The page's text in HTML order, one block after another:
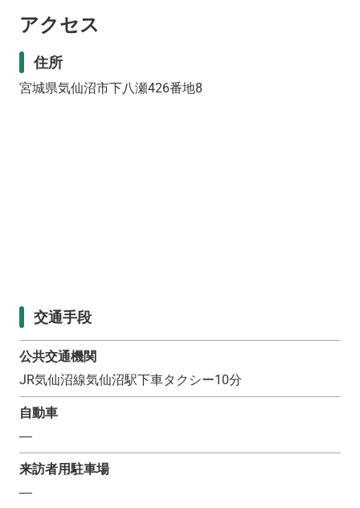
アクセス
住所
宮城県気仙沼市下八瀬426番地8
交通手段
公共交通機関
JR気仙沼線気仙沼駅下車タクシー10分
自動車
―
来訪者用駐車場
―